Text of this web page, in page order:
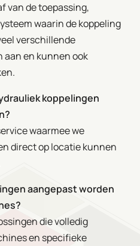
van de toepassing,
waarin de koppeling
verschillende
en kunnen ook
koppelingen
waarmee we
direct op locatie kunnen
aangepast worden
die volledig
en specifieke